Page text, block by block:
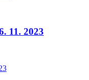
11. 2023